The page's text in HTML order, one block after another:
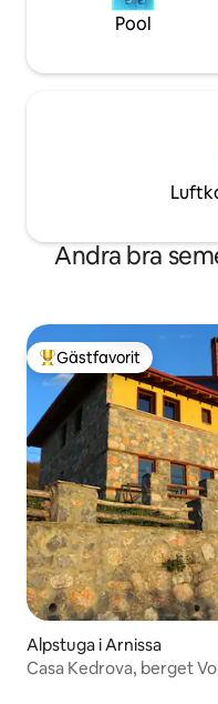
Pool
Andra bra
Populär gästfavorit
Gästfavorit
Alpstuga i Arnissa
Casa Kedrova, berget